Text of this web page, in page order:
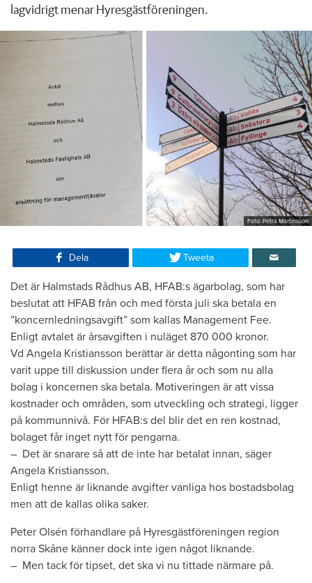
lagvidrigt menar Hyresgästföreningen.
Foto: Petra Martinsson
Dela Tweeta
Det är Halmstads Rådhus AB, HFAB:s ägarbolag, som har
beslutat att HFAB från och med första juli ska betala en
”koncernledningsavgift” som kallas Management Fee.
Enligt avtalet är årsavgiften i nuläget 870 000 kronor.
Vd Angela Kristiansson berättar är detta någonting som har
varit uppe till diskussion under flera år och som nu alla
bolag i koncernen ska betala. Motiveringen är att vissa
kostnader och områden, som utveckling och strategi, ligger
på kommunnivå. För HFAB:s del blir det en ren kostnad,
bolaget får inget nytt för pengarna.
– Det är snarare så att de inte har betalat innan, säger
Angela Kristiansson.
Enligt henne är liknande avgifter vanliga hos bostadsbolag
men att de kallas olika saker.
Peter Olsén förhandlare på Hyresgästföreningen region
norra Skåne känner dock inte igen något liknande.
– Men tack för tipset, det ska vi nu tittade närmare på.